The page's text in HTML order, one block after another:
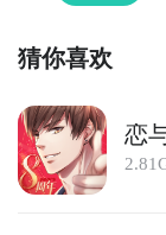
小制作人安装包
区下载小小制
助手“安装本地
小小制作人啦。
猜你喜欢
恋